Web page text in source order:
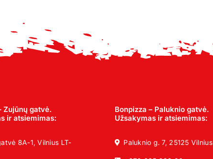
Zujūnų gatvė.
ir atsiemimas:
8A-1, Vilnius LT-
Bonpizza – Paluknio gatvė.
Užsakymas ir atsiemimas:
Paluknio g. 7, 25125 Vilnius